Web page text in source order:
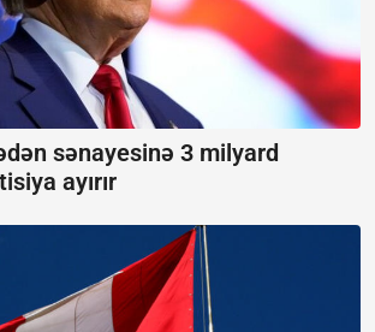
sənayesinə 3 milyard
ayırır